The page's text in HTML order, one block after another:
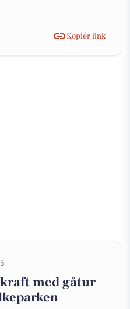
Kopiér link
med gåtur